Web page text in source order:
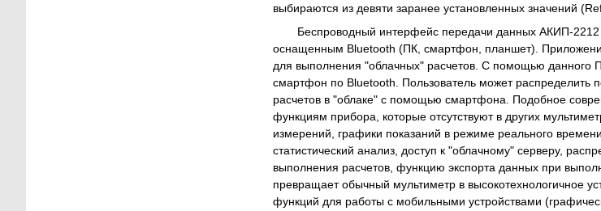
выбираются из девяти заранее установленных значений
Беспроводный интерфейс передачи данных АКИП-2212
оснащенным Bluetooth (ПК, смартфон, планшет).
для выполнения "облачных" расчетов. С помощью данного
смартфон по Bluetooth. Пользователь может
расчетов в "облаке" с помощью смартфона. Подобное
функциям прибора, которые отсутствуют в других
измерений, графики показаний в режиме реального
статистический анализ, доступ к "облачному" серверу,
выполнения расчетов, функцию экспорта данных при
превращает обычный мультиметр в высокотехнологичное
функций для работы с мобильными устройствами